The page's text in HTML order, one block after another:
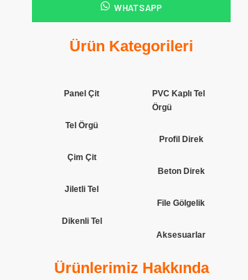
WHATSAPP
Ürün Kategorileri
Panel Çit
Tel Örgü
Çim Çit
Jiletli Tel
Dikenli Tel
PVC Kaplı Tel
Örgü
Profil Direk
Beton Direk
File Gölgelik
Aksesuarlar
Ürünlerimiz Hakkında